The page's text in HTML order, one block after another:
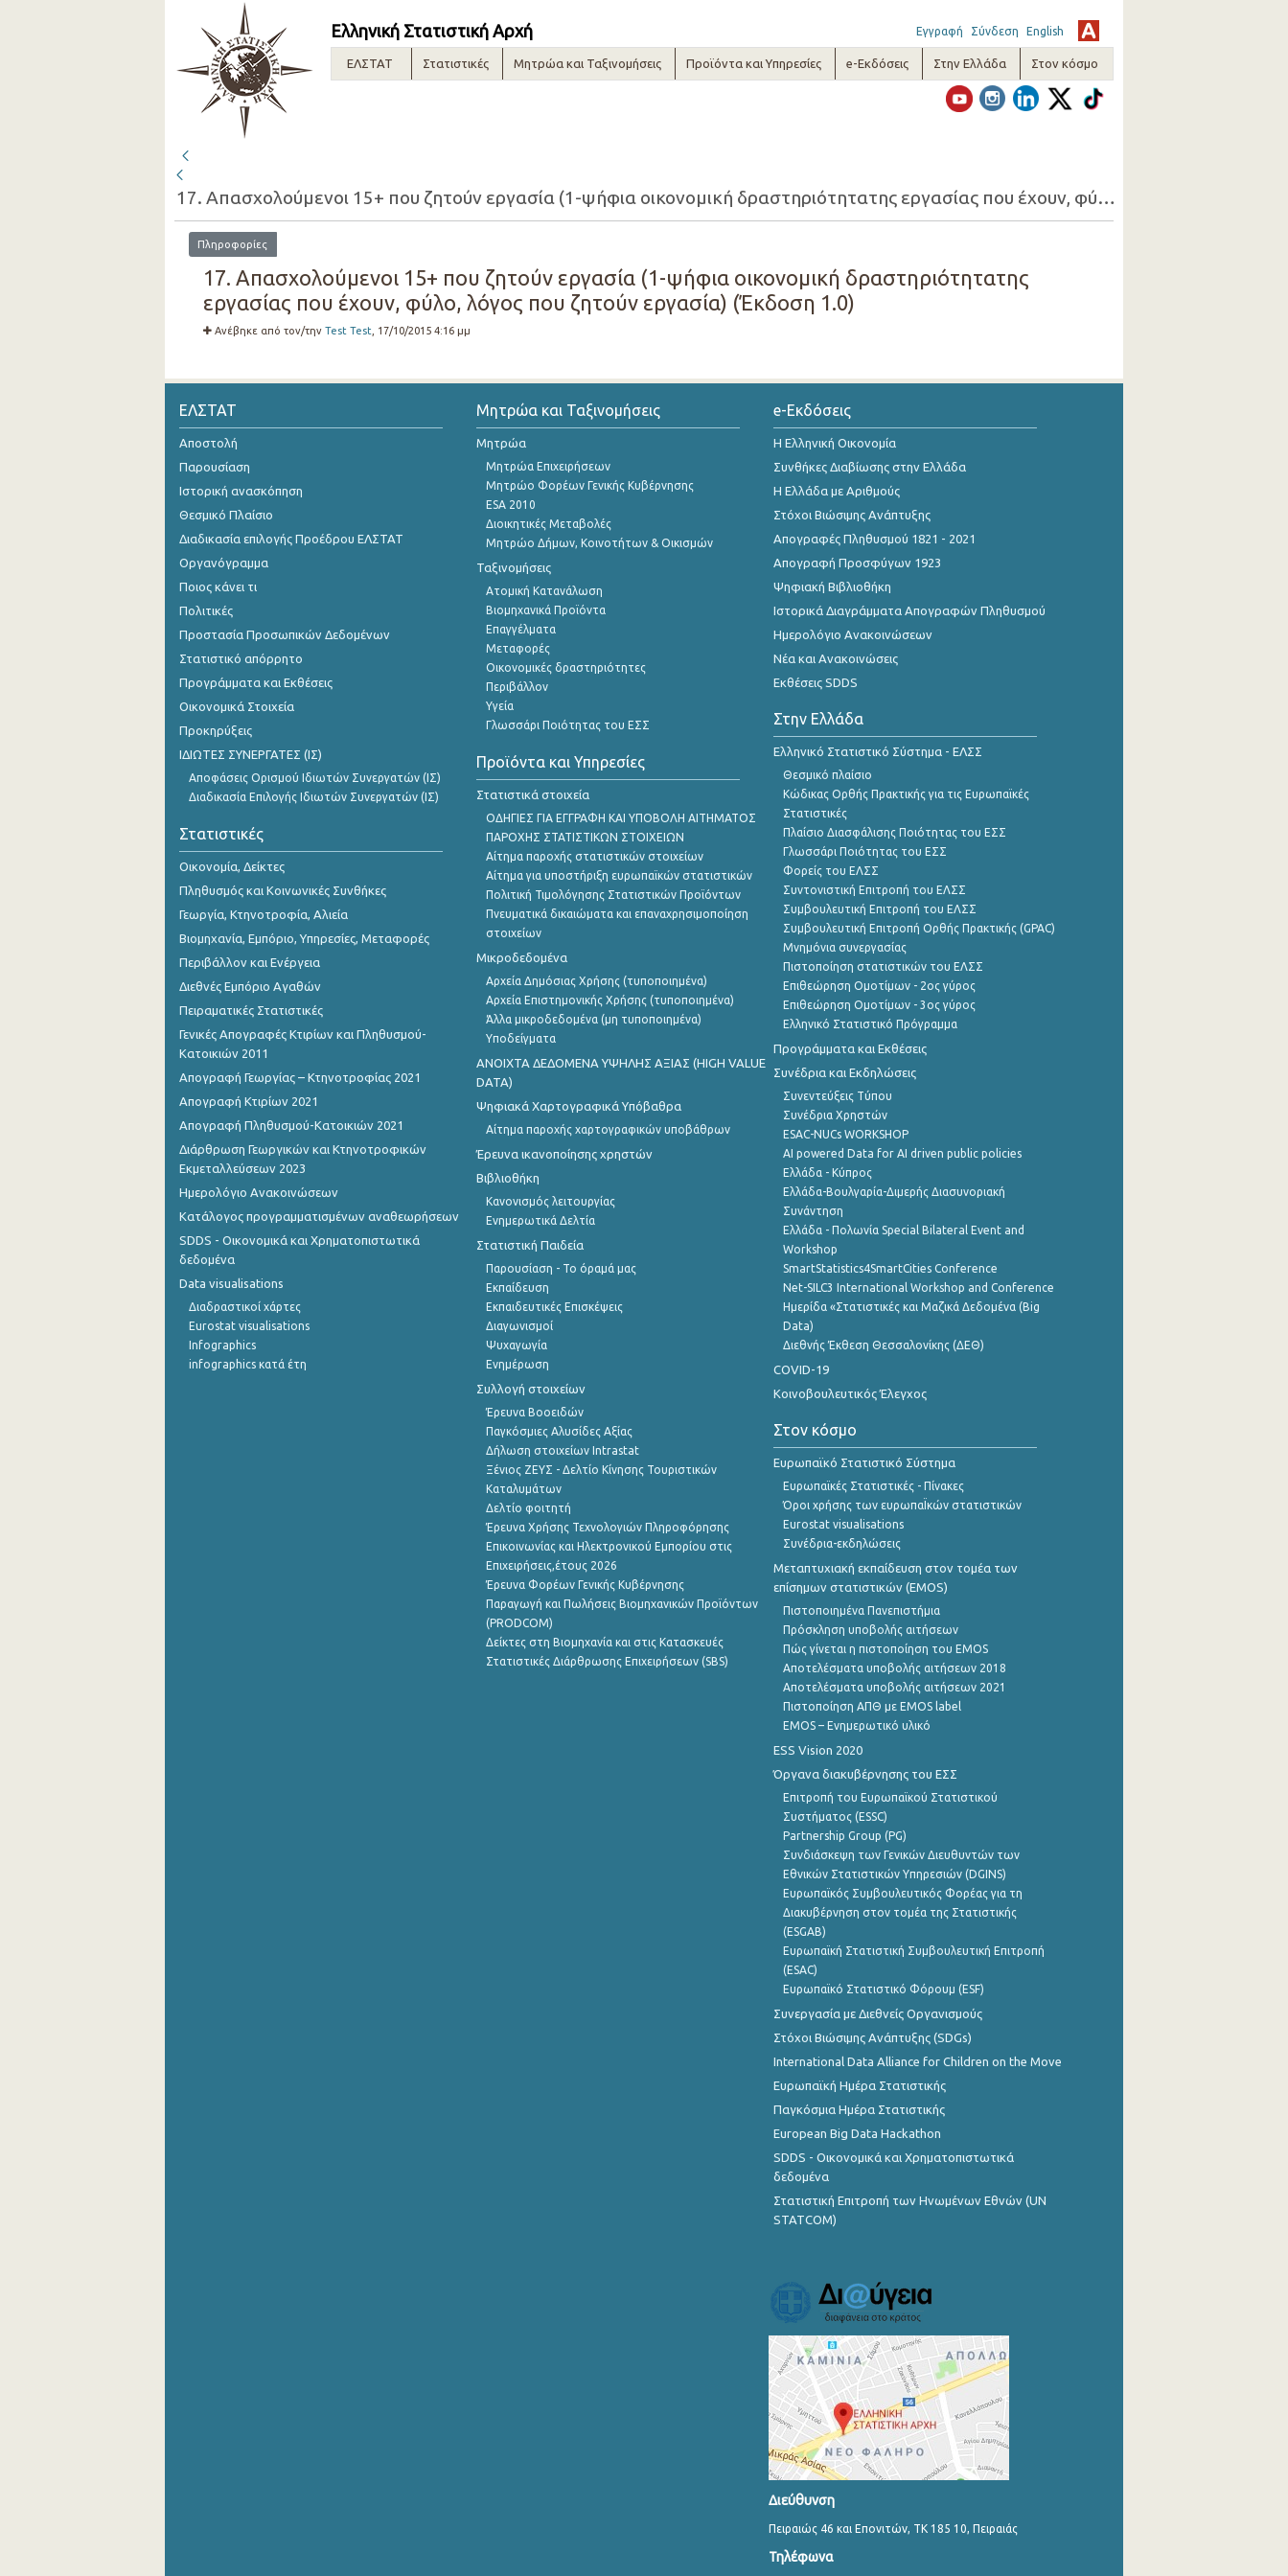
Ελληνική Στατιστική Αρχή Εγγραφή Σύνδεση English
ΕΛΣΤΑΤ Στατιστικές Μητρώα και Ταξινομήσεις Προϊόντα και Υπηρεσίες e-Εκδόσεις Στην Ελλάδα Στον κόσμο
17. Απασχολούμενοι 15+ που ζητούν εργασία (1-ψήφια οικονομική δραστηριότητατης εργασίας που έχουν, φύλο, λόγος που ζητούν εργασία)
Πληροφορίες
17. Απασχολούμενοι 15+ που ζητούν εργασία (1-ψήφια οικονομική δραστηριότητατης
εργασίας που έχουν, φύλο, λόγος που ζητούν εργασία) (Έκδοση 1.0)
Ανέβηκε από τον/την Test Test , 17/10/2015 4:16 μμ
ΕΛΣΤΑΤ
Αποστολή
Παρουσίαση
Ιστορική ανασκόπηση
Θεσμικό Πλαίσιο
Διαδικασία επιλογής Προέδρου ΕΛΣΤΑΤ
Οργανόγραμμα
Ποιος κάνει τι
Πολιτικές
Προστασία Προσωπικών Δεδομένων
Στατιστικό απόρρητο
Προγράμματα και Εκθέσεις
Οικονομικά Στοιχεία
Προκηρύξεις
ΙΔΙΩΤΕΣ ΣΥΝΕΡΓΑΤΕΣ (ΙΣ)
Αποφάσεις Ορισμού Ιδιωτών Συνεργατών (ΙΣ)
Διαδικασία Επιλογής Ιδιωτών Συνεργατών (ΙΣ)
Στατιστικές
Οικονομία, Δείκτες
Πληθυσμός και Κοινωνικές Συνθήκες
Γεωργία, Κτηνοτροφία, Αλιεία
Βιομηχανία, Εμπόριο, Υπηρεσίες, Μεταφορές
Περιβάλλον και Ενέργεια
Διεθνές Εμπόριο Αγαθών
Πειραματικές Στατιστικές
Γενικές Απογραφές Κτιρίων και Πληθυσμού-
Κατοικιών 2011
Απογραφή Γεωργίας – Κτηνοτροφίας 2021
Απογραφή Κτιρίων 2021
Απογραφή Πληθυσμού-Κατοικιών 2021
Διάρθρωση Γεωργικών και Κτηνοτροφικών
Εκμεταλλεύσεων 2023
Ημερολόγιο Ανακοινώσεων
Κατάλογος προγραμματισμένων αναθεωρήσεων
SDDS - Οικονομικά και Χρηματοπιστωτικά
δεδομένα
Data visualisations
Διαδραστικοί χάρτες
Eurostat visualisations
Infographics
infographics κατά έτη
Μητρώα και Ταξινομήσεις
Μητρώα
Μητρώα Επιχειρήσεων
Μητρώο Φορέων Γενικής Κυβέρνησης
ESA 2010
Διοικητικές Μεταβολές
Μητρώο Δήμων, Κοινοτήτων & Οικισμών
Ταξινομήσεις
Ατομική Κατανάλωση
Βιομηχανικά Προϊόντα
Επαγγέλματα
Μεταφορές
Οικονομικές δραστηριότητες
Περιβάλλον
Υγεία
Γλωσσάρι Ποιότητας του ΕΣΣ
Προϊόντα και Υπηρεσίες
Στατιστικά στοιχεία
ΟΔΗΓΙΕΣ ΓΙΑ ΕΓΓΡΑΦΗ ΚΑΙ ΥΠΟΒΟΛΗ ΑΙΤΗΜΑΤΟΣ
ΠΑΡΟΧΗΣ ΣΤΑΤΙΣΤΙΚΩΝ ΣΤΟΙΧΕΙΩΝ
Αίτημα παροχής στατιστικών στοιχείων
Αίτημα για υποστήριξη ευρωπαϊκών στατιστικών
Πολιτική Τιμολόγησης Στατιστικών Προϊόντων
Πνευματικά δικαιώματα και επαναχρησιμοποίηση
στοιχείων
Μικροδεδομένα
Αρχεία Δημόσιας Χρήσης (τυποποιημένα)
Αρχεία Επιστημονικής Χρήσης (τυποποιημένα)
Άλλα μικροδεδομένα (μη τυποποιημένα)
Υποδείγματα
ANOIXTA ΔΕΔΟΜΕΝΑ ΥΨΗΛΗΣ ΑΞΙΑΣ (HIGH VALUE
DATA)
Ψηφιακά Χαρτογραφικά Υπόβαθρα
Αίτημα παροχής χαρτογραφικών υποβάθρων
Έρευνα ικανοποίησης χρηστών
Βιβλιοθήκη
Κανονισμός λειτουργίας
Ενημερωτικά Δελτία
Στατιστική Παιδεία
Παρουσίαση - Το όραμά μας
Εκπαίδευση
Εκπαιδευτικές Επισκέψεις
Διαγωνισμοί
Ψυχαγωγία
Ενημέρωση
Συλλογή στοιχείων
Έρευνα Βοοειδών
Παγκόσμιες Αλυσίδες Αξίας
Δήλωση στοιχείων Intrastat
Ξένιος ΖΕΥΣ - Δελτίο Κίνησης Τουριστικών
Καταλυμάτων
Δελτίο φοιτητή
Έρευνα Χρήσης Τεχνολογιών Πληροφόρησης
Επικοινωνίας και Ηλεκτρονικού Εμπορίου στις
Επιχειρήσεις,έτους 2026
Έρευνα Φορέων Γενικής Κυβέρνησης
Παραγωγή και Πωλήσεις Βιομηχανικών Προϊόντων
(PRODCOM)
Δείκτες στη Βιομηχανία και στις Κατασκευές
Στατιστικές Διάρθρωσης Επιχειρήσεων (SBS)
e-Εκδόσεις
Η Ελληνική Οικονομία
Συνθήκες Διαβίωσης στην Ελλάδα
Η Ελλάδα με Αριθμούς
Στόχοι Βιώσιμης Ανάπτυξης
Απογραφές Πληθυσμού 1821 - 2021
Απογραφή Προσφύγων 1923
Ψηφιακή Βιβλιοθήκη
Ιστορικά Διαγράμματα Απογραφών Πληθυσμού
Ημερολόγιο Ανακοινώσεων
Νέα και Ανακοινώσεις
Εκθέσεις SDDS
Στην Ελλάδα
Ελληνικό Στατιστικό Σύστημα - ΕΛΣΣ
Θεσμικό πλαίσιο
Κώδικας Ορθής Πρακτικής για τις Ευρωπαϊκές
Στατιστικές
Πλαίσιο Διασφάλισης Ποιότητας του ΕΣΣ
Γλωσσάρι Ποιότητας του ΕΣΣ
Φορείς του ΕΛΣΣ
Συντονιστική Επιτροπή του ΕΛΣΣ
Συμβουλευτική Επιτροπή του ΕΛΣΣ
Συμβουλευτική Επιτροπή Ορθής Πρακτικής (GPAC)
Μνημόνια συνεργασίας
Πιστοποίηση στατιστικών του ΕΛΣΣ
Επιθεώρηση Ομοτίμων - 2ος γύρος
Επιθεώρηση Ομοτίμων - 3ος γύρος
Ελληνικό Στατιστικό Πρόγραμμα
Προγράμματα και Εκθέσεις
Συνέδρια και Εκδηλώσεις
Συνεντεύξεις Τύπου
Συνέδρια Χρηστών
ESAC-NUCs WORKSHOP
AI powered Data for AI driven public policies
Ελλάδα - Κύπρος
Ελλάδα-Βουλγαρία-Διμερής Διασυνοριακή
Συνάντηση
Ελλάδα - Πολωνία Special Bilateral Event and
Workshop
SmartStatistics4SmartCities Conference
Net-SILC3 International Workshop and Conference
Ημερίδα «Στατιστικές και Μαζικά Δεδομένα (Big
Data)
Διεθνής Έκθεση Θεσσαλονίκης (ΔΕΘ)
COVID-19
Κοινοβουλευτικός Έλεγχος
Στον κόσμο
Ευρωπαϊκό Στατιστικό Σύστημα
Ευρωπαϊκές Στατιστικές - Πίνακες
Όροι χρήσης των ευρωπαΪκών στατιστικών
Eurostat visualisations
Συνέδρια-εκδηλώσεις
Μεταπτυχιακή εκπαίδευση στον τομέα των
επίσημων στατιστικών (EMOS)
Πιστοποιημένα Πανεπιστήμια
Πρόσκληση υποβολής αιτήσεων
Πώς γίνεται η πιστοποίηση του EMOS
Αποτελέσματα υποβολής αιτήσεων 2018
Αποτελέσματα υποβολής αιτήσεων 2021
Πιστοποίηση ΑΠΘ με EMOS label
EMOS – Ενημερωτικό υλικό
ESS Vision 2020
Όργανα διακυβέρνησης του ΕΣΣ
Επιτροπή του Ευρωπαϊκού Στατιστικού
Συστήματος (ESSC)
Partnership Group (PG)
Συνδιάσκεψη των Γενικών Διευθυντών των
Εθνικών Στατιστικών Υπηρεσιών (DGINS)
Ευρωπαϊκός Συμβουλευτικός Φορέας για τη
Διακυβέρνηση στον τομέα της Στατιστικής
(ESGAB)
Ευρωπαϊκή Στατιστική Συμβουλευτική Επιτροπή
(ESAC)
Ευρωπαϊκό Στατιστικό Φόρουμ (ESF)
Συνεργασία με Διεθνείς Οργανισμούς
Στόχοι Βιώσιμης Ανάπτυξης (SDGs)
International Data Alliance for Children on the Move
Ευρωπαϊκή Ημέρα Στατιστικής
Παγκόσμια Ημέρα Στατιστικής
European Big Data Hackathon
SDDS - Οικονομικά και Χρηματοπιστωτικά
δεδομένα
Στατιστική Επιτροπή των Ηνωμένων Εθνών (UN
STATCOM)
Διεύθυνση
Πειραιώς 46 και Επονιτών, ΤΚ 185 10, Πειραιάς
Τηλέφωνα